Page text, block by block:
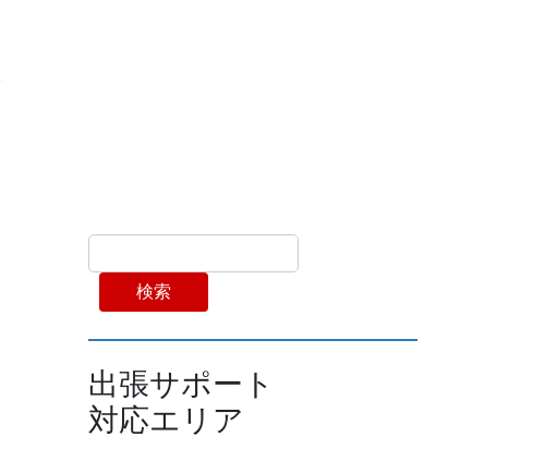
検索
出張サポート
対応エリア